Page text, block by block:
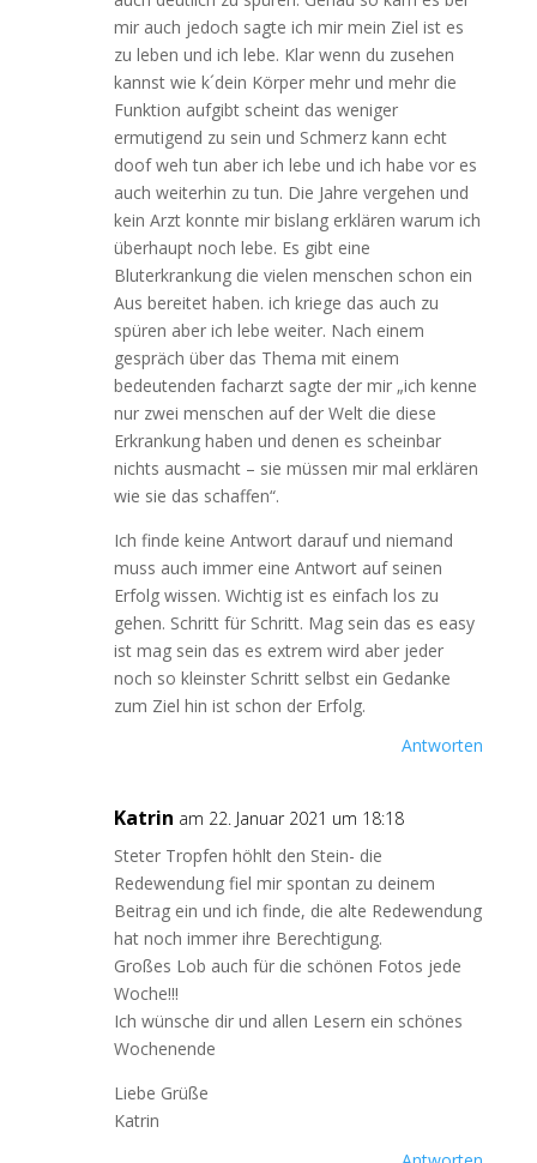
mir auch jedoch sagte ich mir mein Ziel ist es
zu leben und ich lebe. Klar wenn du zusehen
kannst wie k´dein Körper mehr und mehr die
Funktion aufgibt scheint das weniger
ermutigend zu sein und Schmerz kann echt
doof weh tun aber ich lebe und ich habe vor es
auch weiterhin zu tun. Die Jahre vergehen und
kein Arzt konnte mir bislang erklären warum ich
überhaupt noch lebe. Es gibt eine
Bluterkrankung die vielen menschen schon ein
Aus bereitet haben. ich kriege das auch zu
spüren aber ich lebe weiter. Nach einem
gespräch über das Thema mit einem
bedeutenden facharzt sagte der mir „ich kenne
nur zwei menschen auf der Welt die diese
Erkrankung haben und denen es scheinbar
nichts ausmacht – sie müssen mir mal erklären
wie sie das schaffen“.
Ich finde keine Antwort darauf und niemand
muss auch immer eine Antwort auf seinen
Erfolg wissen. Wichtig ist es einfach los zu
gehen. Schritt für Schritt. Mag sein das es easy
ist mag sein das es extrem wird aber jeder
noch so kleinster Schritt selbst ein Gedanke
zum Ziel hin ist schon der Erfolg.
Antworten
Katrin am 22. Januar 2021 um 18:18
Steter Tropfen höhlt den Stein- die
Redewendung fiel mir spontan zu deinem
Beitrag ein und ich finde, die alte Redewendung
hat noch immer ihre Berechtigung.
Großes Lob auch für die schönen Fotos jede
Woche!!!
Ich wünsche dir und allen Lesern ein schönes
Wochenende
Liebe Grüße
Katrin